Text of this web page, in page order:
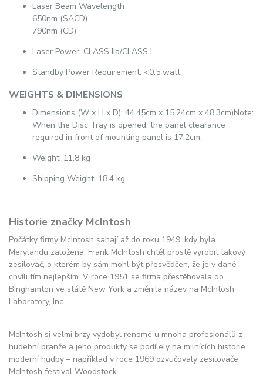
Laser Beam Wavelength
650nm (SACD)
790nm (CD)
Laser Power: CLASS IIa/CLASS I
Standby Power Requirement: <0.5 watt
WEIGHTS & DIMENSIONS
Dimensions (W x H x D): 44.45cm x 15.24cm x 48.3cm)Note:
When the Disc Tray is opened, the panel clearance
required in front of mounting panel is 17.2cm.
Weight: 11.8 kg
Shipping Weight: 18.4 kg
Historie značky McIntosh
Počátky firmy McIntosh sahají až do roku 1949, kdy byla
Merylandu založena. Frank McIntosh chtěl prostě vyrobit takový
zesilovač, o kterém by sám mohl být přesvědčen, že je v dané
chvíli tím nejlepším. V roce 1951 se firma přestěhovala do
Binghamton ve státě New York a změnila název na McIntosh
Laboratory, Inc.
McIntosh si velmi brzy vydobyl renomé u mnoha profesionálů z
hudební branže a jeho produkty se podílely na milnících historie
moderní hudby – například v roce 1969 ozvučovaly zesilovače
McIntosh festival Woodstock.